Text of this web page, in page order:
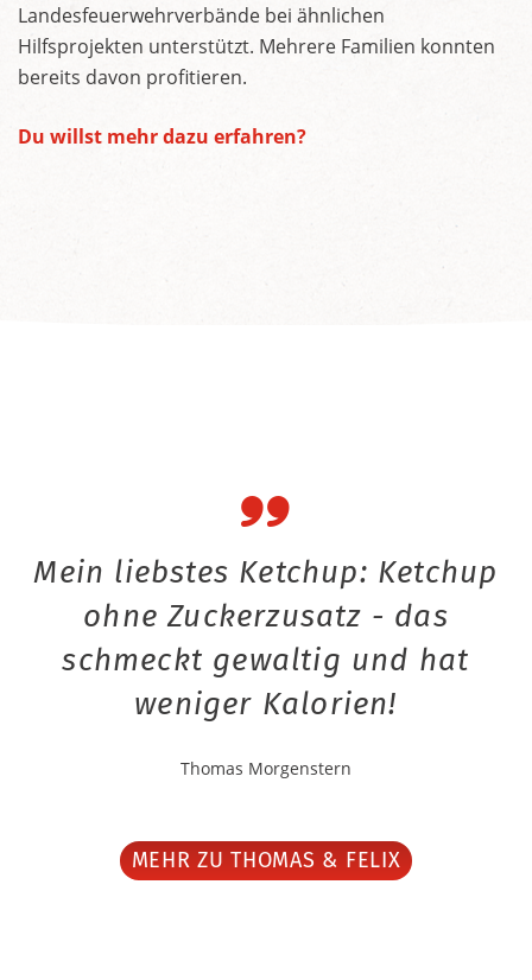
Landesfeuerwehrverbände bei ähnlichen
Hilfsprojekten unterstützt. Mehrere Familien konnten
bereits davon profitieren.
Du willst mehr dazu erfahren?
Mein liebstes Ketchup: Ketchup
ohne Zuckerzusatz - das
schmeckt gewaltig und hat
weniger Kalorien!
Thomas Morgenstern
MEHR ZU THOMAS & FELIX